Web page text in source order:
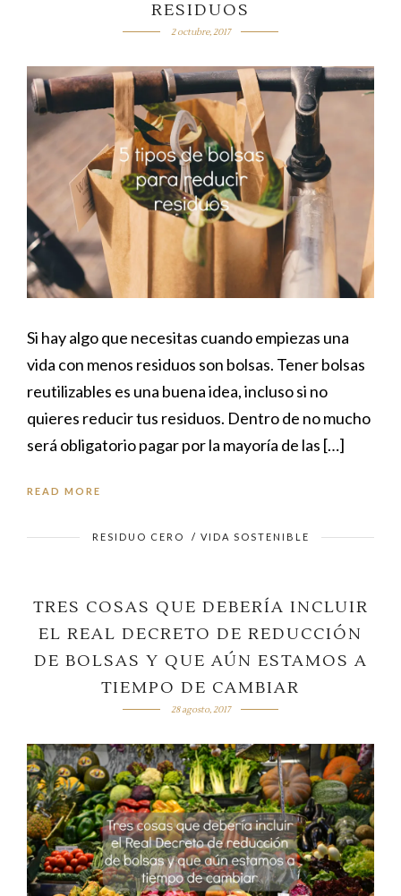
RESIDUOS
2 octubre, 2017
Si hay algo que necesitas cuando empiezas una
vida con menos residuos son bolsas. Tener bolsas
reutilizables es una buena idea, incluso si no
quieres reducir tus residuos. Dentro de no mucho
será obligatorio pagar por la mayoría de las […]
READ MORE
RESIDUO CERO / VIDA SOSTENIBLE
TRES COSAS QUE DEBERÍA INCLUIR
EL REAL DECRETO DE REDUCCIÓN
DE BOLSAS Y QUE AÚN ESTAMOS A
TIEMPO DE CAMBIAR
28 agosto, 2017